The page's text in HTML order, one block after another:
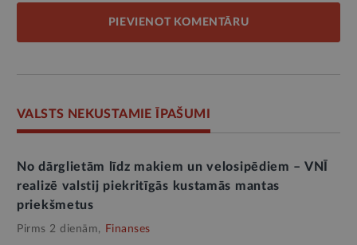
PIEVIENOT KOMENTĀRU
VALSTS NEKUSTAMIE ĪPAŠUMI
No dārglietām līdz makiem un velosipēdiem – VNĪ
realizē valstij piekritīgās kustamās mantas
priekšmetus
Pirms 2 dienām, Finanses